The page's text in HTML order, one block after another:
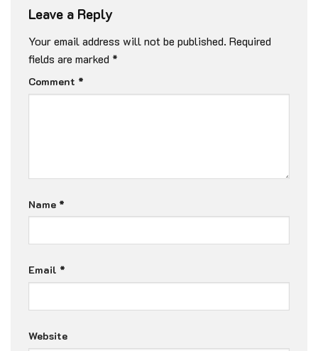
Leave a Reply
Your email address will not be published. Required
fields are marked *
Comment *
Name *
Email *
Website